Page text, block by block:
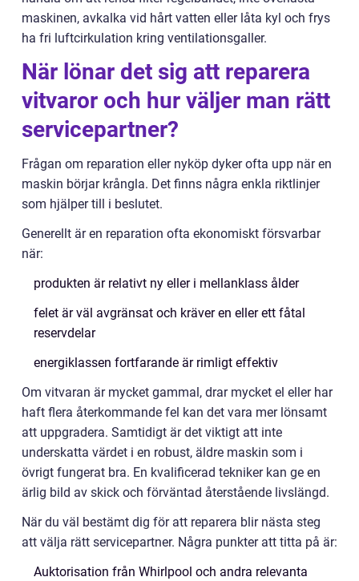
maskinen, avkalka vid hårt vatten eller låta kyl och frys
ha fri luftcirkulation kring ventilationsgaller.
När lönar det sig att reparera
vitvaror och hur väljer man rätt
servicepartner?
Frågan om reparation eller nyköp dyker ofta upp när en
maskin börjar krångla. Det finns några enkla riktlinjer
som hjälper till i beslutet.
Generellt är en reparation ofta ekonomiskt försvarbar
när:
produkten är relativt ny eller i mellanklass ålder
felet är väl avgränsat och kräver en eller ett fåtal
reservdelar
energiklassen fortfarande är rimligt effektiv
Om vitvaran är mycket gammal, drar mycket el eller har
haft flera återkommande fel kan det vara mer lönsamt
att uppgradera. Samtidigt är det viktigt att inte
underskatta värdet i en robust, äldre maskin som i
övrigt fungerat bra. En kvalificerad tekniker kan ge en
ärlig bild av skick och förväntad återstående livslängd.
När du väl bestämt dig för att reparera blir nästa steg
att välja rätt servicepartner. Några punkter att titta på är:
Auktorisation från Whirlpool och andra relevanta